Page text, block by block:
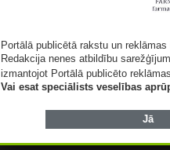
Portālā publicētā rakstu un
Redakcija nenes atbildību
izmantojot Portālā publicēto
Vai esat speciālists veselības
Jā